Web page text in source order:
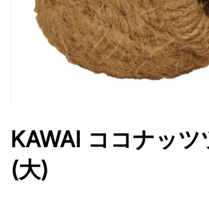
KAWAI ココナッツ
(大)